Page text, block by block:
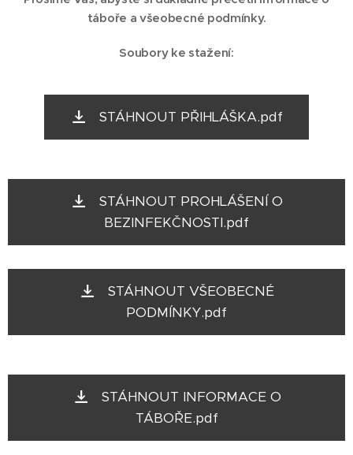
táboře a všeobecné podmínky.
Soubory ke stažení:
STÁHNOUT PŘIHLÁŠKA.pdf
STÁHNOUT PROHLÁŠENÍ O
BEZINFEKČNOSTI.pdf
STÁHNOUT VŠEOBECNÉ
PODMÍNKY.pdf
STÁHNOUT INFORMACE O
TÁBOŘE.pdf